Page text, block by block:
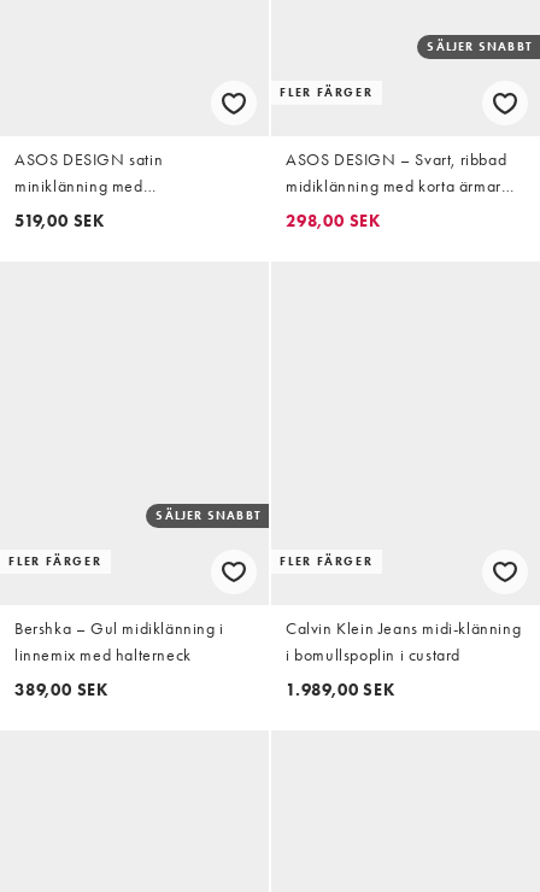
ASOS DESIGN satin
miniklänning med
nyckelhålsöppning och
519,00 SEK
FLER FÄRGER
SÄLJER SNABBT
ASOS DESIGN – Svart, ribbad
midiklänning med korta ärmar
och pikékrage
298,00 SEK
FLER FÄRGER
SÄLJER SNABBT
Bershka – Gul midiklänning i
linnemix med halterneck
389,00 SEK
FLER FÄRGER
Calvin Klein Jeans midi-klänning
i bomullspoplin i custard
1.989,00 SEK